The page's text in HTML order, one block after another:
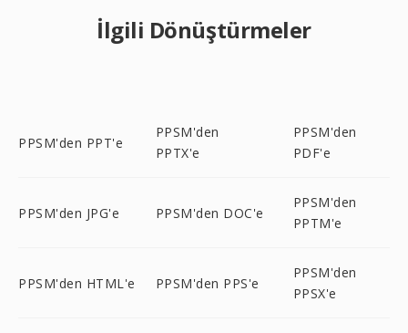
İlgili Dönüştürmeler
PPSM'den PPT'e
PPSM'den
PPTX'e
PPSM'den
PDF'e
PPSM'den JPG'e PPSM'den DOC'e
PPSM'den
PPTM'e
PPSM'den HTML'e PPSM'den PPS'e
PPSM'den
PPSX'e